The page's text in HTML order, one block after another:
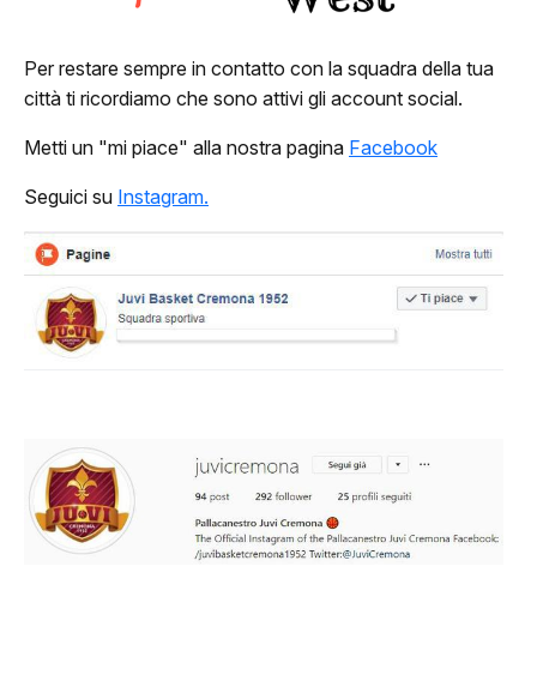
Classifica
Calendario
JuVi Sponsor
Biglietti
Per restare sempre in contatto con la squadra della tua
città ti ricordiamo che sono attivi gli account social.
Metti un "mi piace" alla nostra pagina Facebook
Seguici su Instagram.